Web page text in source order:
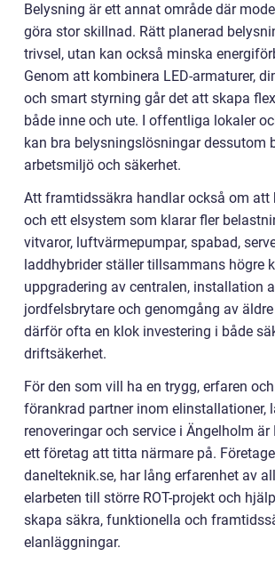
Belysning är ett annat område där
göra stor skillnad. Rätt planerad
trivsel, utan kan också minska
Genom att kombinera LED-armaturer,
och smart styrning går det att skapa
både inne och ute. I offentliga lokaler
kan bra belysningslösningar dessutom
arbetsmiljö och säkerhet.
Att framtidssäkra handlar också om att
och ett elsystem som klarar fler
vitvaror, luftvärmepumpar, spabad,
laddhybrider ställer tillsammans högre
uppgradering av centralen, installation
jordfelsbrytare och genomgång av
därför ofta en klok investering i både
driftsäkerhet.
För den som vill ha en trygg, erfaren
förankrad partner inom elinstallationer,
renoveringar och service i Ängelholm är
ett företag att titta närmare på.
danelteknik.se, har lång erfarenhet av
elarbeten till större ROT-projekt och
skapa säkra, funktionella och
elanläggningar.